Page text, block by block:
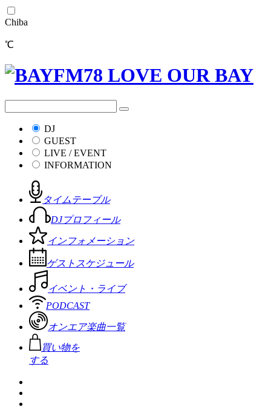
Chiba
℃
DJ
GUEST
LIVE / EVENT
INFORMATION
タイムテーブル
DJプロフィール
インフォメーション
ゲストスケジュール
イベント・ライブ
PODCAST
オンエア楽曲一覧
買い物を
する